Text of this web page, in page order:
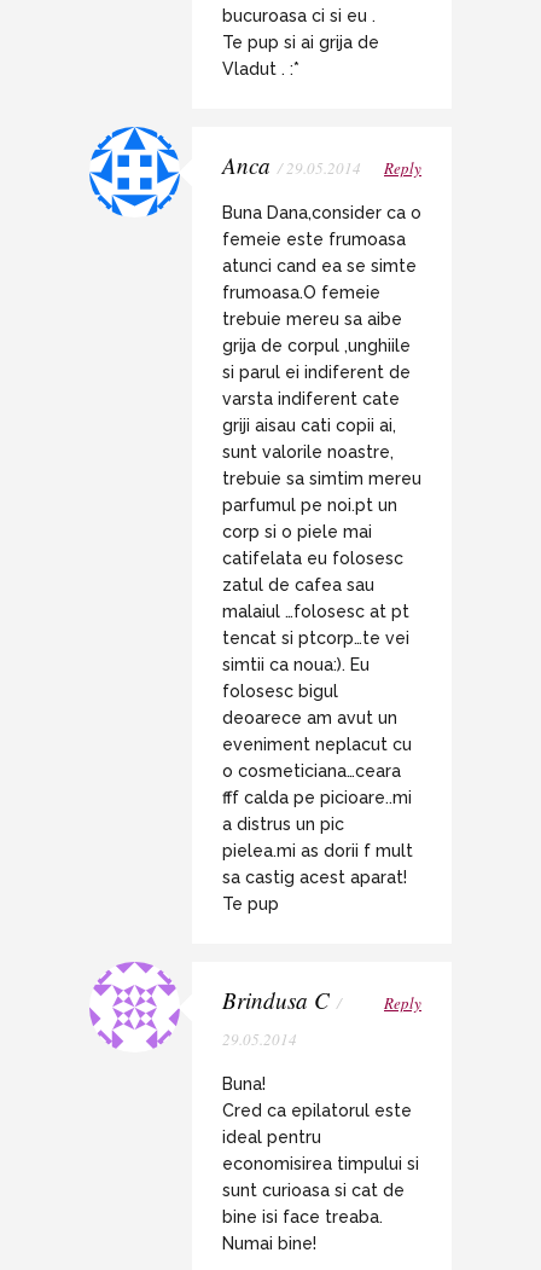
bucuroasa ci si eu .
Te pup si ai grija de
Vladut . :*
Anca / 29.05.2014 Reply
Buna Dana,consider ca o
femeie este frumoasa
atunci cand ea se simte
frumoasa.O femeie
trebuie mereu sa aibe
grija de corpul ,unghiile
si parul ei indiferent de
varsta indiferent cate
griji aisau cati copii ai,
sunt valorile noastre,
trebuie sa simtim mereu
parfumul pe noi.pt un
corp si o piele mai
catifelata eu folosesc
zatul de cafea sau
malaiul …folosesc at pt
tencat si ptcorp…te vei
simtii ca noua:). Eu
folosesc bigul
deoarece am avut un
eveniment neplacut cu
o cosmeticiana…ceara
fff calda pe picioare..mi
a distrus un pic
pielea.mi as dorii f mult
sa castig acest aparat!
Te pup
Brindusa C /
29.05.2014
Reply
Buna!
Cred ca epilatorul este
ideal pentru
economisirea timpului si
sunt curioasa si cat de
bine isi face treaba.
Numai bine!